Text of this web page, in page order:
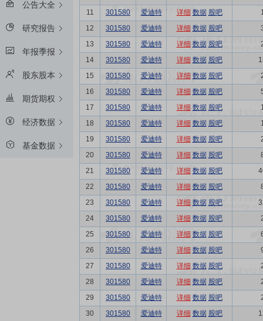
公告大全
研究报告
年报季报
股东股本
期货期权
经济数据
基金数据
11
301580 爱迪特 详细 数据 股吧
12
301580 爱迪特 详细 数据 股吧
13
301580 爱迪特 详细 数据 股吧
14
301580 爱迪特 详细 数据 股吧
15
301580 爱迪特 详细 数据 股吧
16
301580 爱迪特 详细 数据 股吧
17
301580 爱迪特 详细 数据 股吧
18
301580 爱迪特 详细 数据 股吧
19
301580 爱迪特 详细 数据 股吧
20
301580 爱迪特 详细 数据 股吧
21
301580 爱迪特 详细 数据 股吧
22
301580 爱迪特 详细 数据 股吧
23
301580 爱迪特 详细 数据 股吧
24
301580 爱迪特 详细 数据 股吧
25
301580 爱迪特 详细 数据 股吧
26
301580 爱迪特 详细 数据 股吧
27
301580 爱迪特 详细 数据 股吧
28
301580 爱迪特 详细 数据 股吧
29
301580 爱迪特 详细 数据 股吧
30
301580 爱迪特 详细 数据 股吧